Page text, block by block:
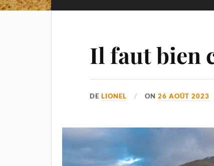
Il faut bien
DELIONEL ON26 AOÛT 2023